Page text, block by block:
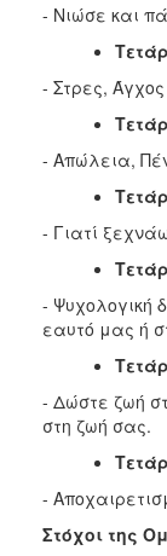
- Νιώσε και
- Στρες,
- Απώλεια,
- Γιατί
- Ψυχολογική
εαυτό μας ή
- Δώστε ζωή
στη ζωή σας.
-
Στόχοι της